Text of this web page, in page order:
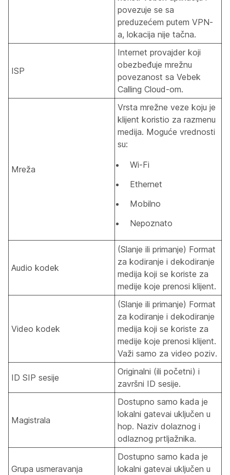
povezuje se sa
preduzećem putem VPN-
a, lokacija nije tačna.
ISP
Internet provajder koji
obezbeđuje mrežnu
povezanost sa Vebek
Calling Cloud-om.
Mreža
Vrsta mrežne veze koju je
klijent koristio za razmenu
medija. Moguće vrednosti
su:
Wi-Fi
Ethernet
Mobilno
Nepoznato
Audio kodek
(Slanje ili primanje) Format
za kodiranje i dekodiranje
medija koji se koriste za
medije koje prenosi klijent.
Video kodek
(Slanje ili primanje) Format
za kodiranje i dekodiranje
medija koji se koriste za
medije koje prenosi klijent.
Važi samo za video poziv.
ID SIP sesije
Originalni (ili početni) i
završni ID sesije.
Magistrala
Dostupno samo kada je
lokalni gatevai uključen u
hop. Naziv dolaznog i
odlaznog prtljažnika.
Grupa usmeravanja
Dostupno samo kada je
lokalni gatevai uključen u